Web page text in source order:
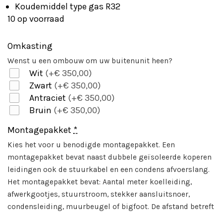
Koudemiddel type gas R32
10 op voorraad
Omkasting
Wenst u een ombouw om uw buitenunit heen?
Wit (+€ 350,00)
Zwart (+€ 350,00)
Antraciet (+€ 350,00)
Bruin (+€ 350,00)
Montagepakket *
Kies het voor u benodigde montagepakket. Een
montagepakket bevat naast dubbele geïsoleerde koperen
leidingen ook de stuurkabel en een condens afvoerslang.
Het montagepakket bevat: Aantal meter koelleiding,
afwerkgootjes, stuurstroom, stekker aansluitsnoer,
condensleiding, muurbeugel of bigfoot. De afstand betreft